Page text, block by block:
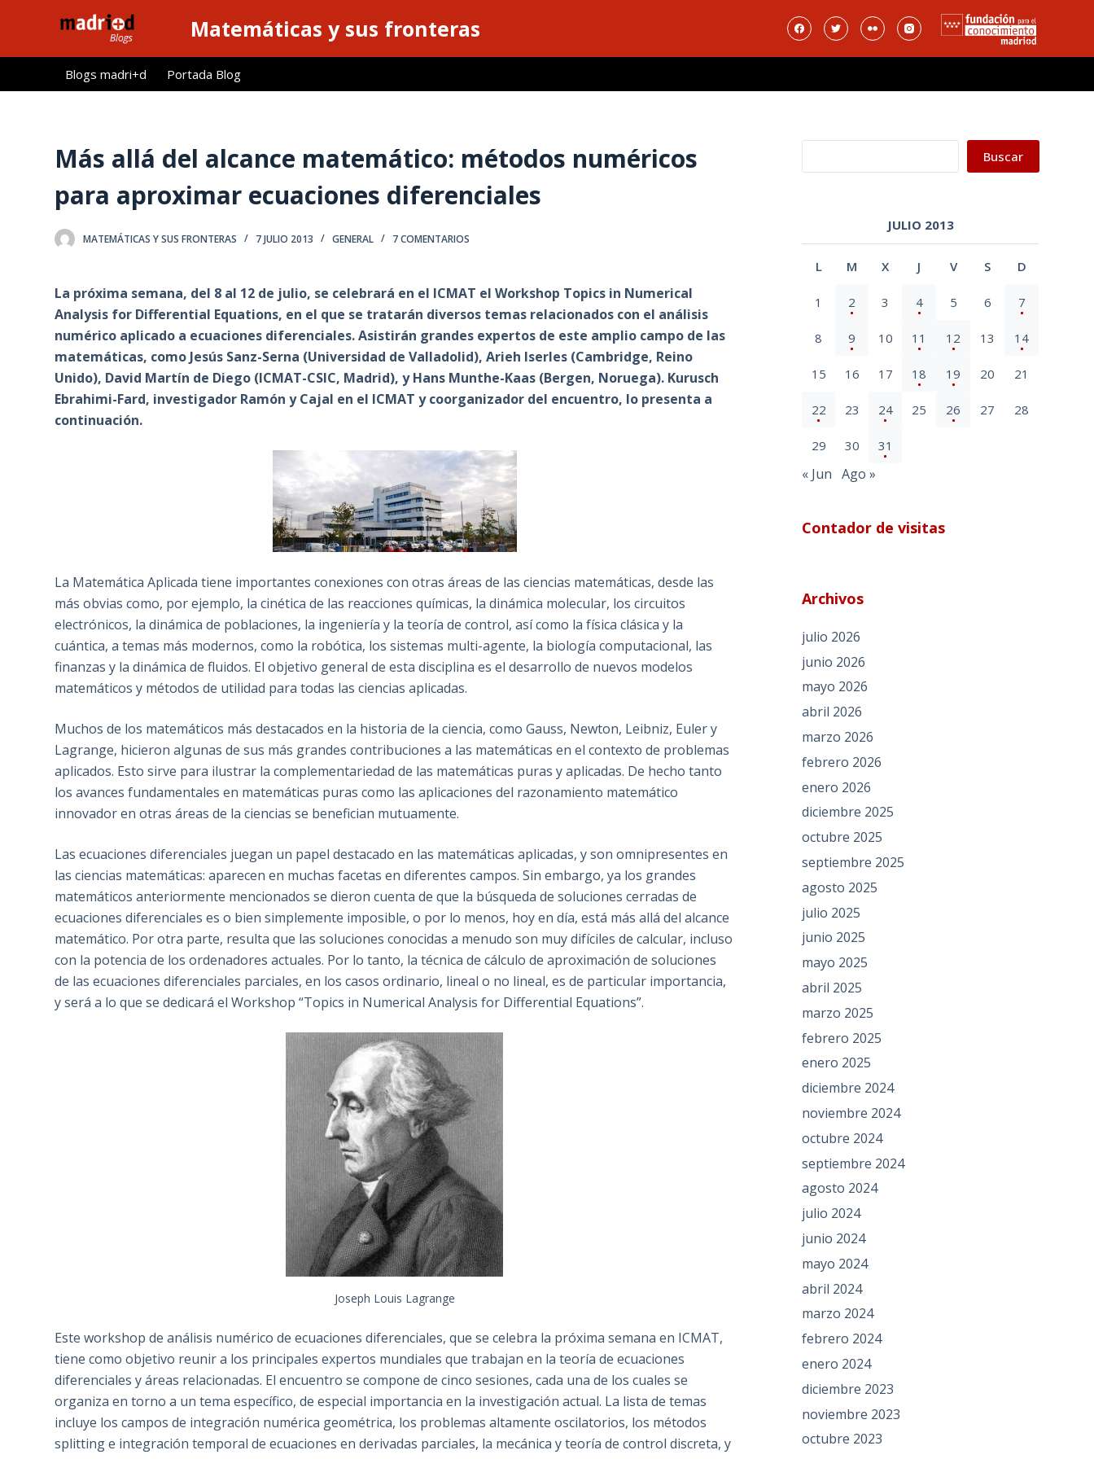
l
Matemáticas y sus fronteras
Blogs madri+d Portada Blog
Más allá del alcance matemático: métodos numéricos
para aproximar ecuaciones diferenciales
MATEMÁTICAS Y SUS FRONTERAS 7 JULIO 2013 GENERAL 7 COMENTARIOS
La próxima semana, del 8 al 12 de julio, se celebrará en el ICMAT el Workshop Topics in Numerical
Analysis for Differential Equations, en el que se tratarán diversos temas relacionados con el análisis
numérico aplicado a ecuaciones diferenciales. Asistirán grandes expertos de este amplio campo de las
matemáticas, como Jesús Sanz-Serna (Universidad de Valladolid), Arieh Iserles (Cambridge, Reino
Unido), David Martín de Diego (ICMAT-CSIC, Madrid), y Hans Munthe-Kaas (Bergen, Noruega). Kurusch
Ebrahimi-Fard, investigador Ramón y Cajal en el ICMAT y coorganizador del encuentro, lo presenta a
continuación.
La Matemática Aplicada tiene importantes conexiones con otras áreas de las ciencias matemáticas, desde las
más obvias como, por ejemplo, la cinética de las reacciones químicas, la dinámica molecular, los circuitos
electrónicos, la dinámica de poblaciones, la ingeniería y la teoría de control, así como la física clásica y la
cuántica, a temas más modernos, como la robótica, los sistemas multi-agente, la biología computacional, las
finanzas y la dinámica de fluidos. El objetivo general de esta disciplina es el desarrollo de nuevos modelos
matemáticos y métodos de utilidad para todas las ciencias aplicadas.
Muchos de los matemáticos más destacados en la historia de la ciencia, como Gauss, Newton, Leibniz, Euler y
Lagrange, hicieron algunas de sus más grandes contribuciones a las matemáticas en el contexto de problemas
aplicados. Esto sirve para ilustrar la complementariedad de las matemáticas puras y aplicadas. De hecho tanto
los avances fundamentales en matemáticas puras como las aplicaciones del razonamiento matemático
innovador en otras áreas de la ciencias se benefician mutuamente.
Las ecuaciones diferenciales juegan un papel destacado en las matemáticas aplicadas, y son omnipresentes en
las ciencias matemáticas: aparecen en muchas facetas en diferentes campos. Sin embargo, ya los grandes
matemáticos anteriormente mencionados se dieron cuenta de que la búsqueda de soluciones cerradas de
ecuaciones diferenciales es o bien simplemente imposible, o por lo menos, hoy en día, está más allá del alcance
matemático. Por otra parte, resulta que las soluciones conocidas a menudo son muy difíciles de calcular, incluso
con la potencia de los ordenadores actuales. Por lo tanto, la técnica de cálculo de aproximación de soluciones
de las ecuaciones diferenciales parciales, en los casos ordinario, lineal o no lineal, es de particular importancia,
y será a lo que se dedicará el Workshop “Topics in Numerical Analysis for Differential Equations”.
Joseph Louis Lagrange
Este workshop de análisis numérico de ecuaciones diferenciales, que se celebra la próxima semana en ICMAT,
tiene como objetivo reunir a los principales expertos mundiales que trabajan en la teoría de ecuaciones
diferenciales y áreas relacionadas. El encuentro se compone de cinco sesiones, cada una de los cuales se
organiza en torno a un tema específico, de especial importancia en la investigación actual. La lista de temas
incluye los campos de integración numérica geométrica, los problemas altamente oscilatorios, los métodos
splitting e integración temporal de ecuaciones en derivadas parciales, la mecánica y teoría de control discreta, y
Buscar
JULIO 2013
L M X J V S D
1 2 3 4 5 6 7
8 9 10 11 12 13 14
15 16 17 18 19 20 21
22 23 24 25 26 27 28
29 30 31
« Jun Ago »
Contador de visitas
Archivos
julio 2026
junio 2026
mayo 2026
abril 2026
marzo 2026
febrero 2026
enero 2026
diciembre 2025
octubre 2025
septiembre 2025
agosto 2025
julio 2025
junio 2025
mayo 2025
abril 2025
marzo 2025
febrero 2025
enero 2025
diciembre 2024
noviembre 2024
octubre 2024
septiembre 2024
agosto 2024
julio 2024
junio 2024
mayo 2024
abril 2024
marzo 2024
febrero 2024
enero 2024
diciembre 2023
noviembre 2023
octubre 2023